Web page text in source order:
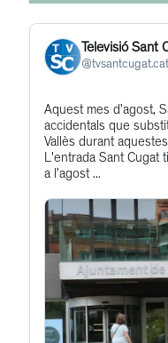
Televisió Sant
@tvsantcugat.cat
Get
to
this
post
Aquest mes d’agost,
accidentals que
Vallès durant
L'entrada Sant Cugat
a l’agost ...